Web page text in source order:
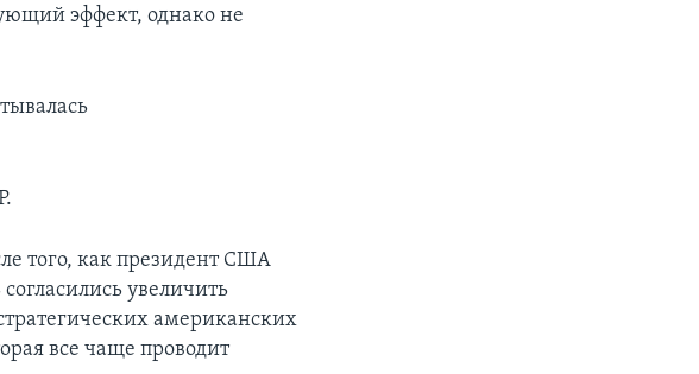
эффект, однако не
того, как президент США
увеличить
американских
все чаще проводит